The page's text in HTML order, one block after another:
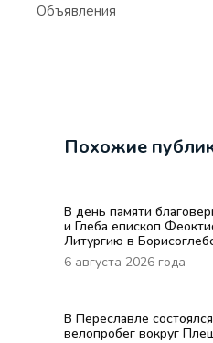
Объявления
Похожие
В день памяти
и Глеба епископ
Литургию в
6 августа 2026 года
В Переславле
велопробег вокруг